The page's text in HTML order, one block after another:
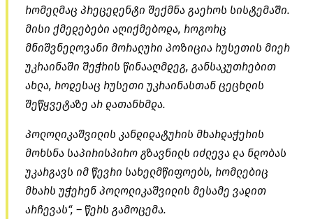
რომელმაც პრეცედენტი შექმნა გაეროს სისტემაში.
მისი ქმედებები აღიქმებოდა, როგორც
მნიშვნელოვანი მორალური პოზიცია რუსეთის მიერ
უკრაინაში შეჭრის წინააღმდეგ, განსაკუთრებით
ახლა, როდესაც რუსეთი უკრაინასთან ცეცხლის
შეწყვეტაზე არ დათანხმდა.
პოლოლიკაშვილის კანდიდატურის მხარდაჭერის
მოხსნა საპირისპირო გზავნილს იძლევა და ნდობას
უკარგავს იმ წევრი სახელმწიფოებს, რომლებიც
მხარს უჭერენ პოლოლიკაშვილის მესამე ვადით
არჩევას“, – წერს გამოცემა.